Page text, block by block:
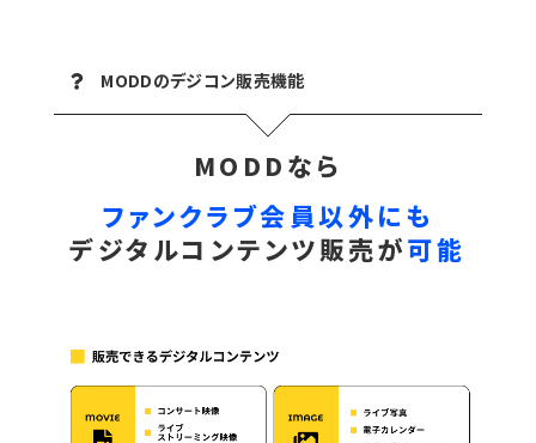
MODDのデジコン販売機能
MODDなら
ファンクラブ会員以外にも
デジタルコンテンツ販売が可能